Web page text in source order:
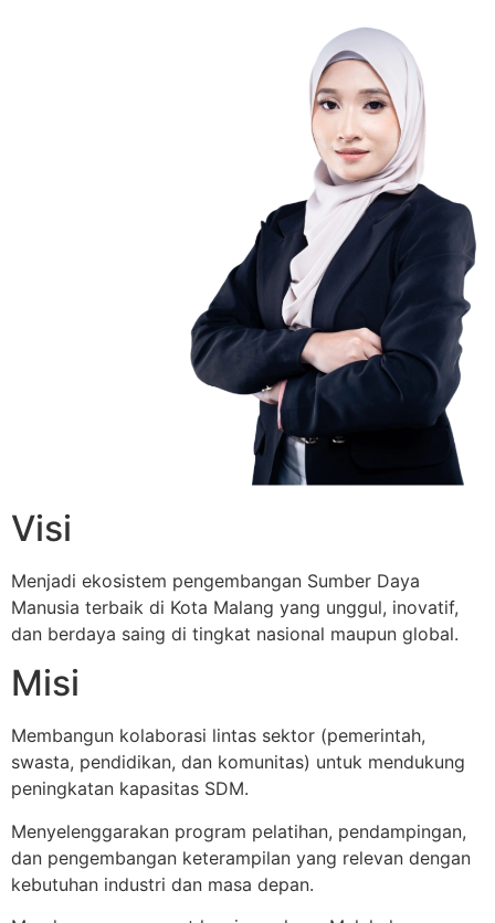
Visi
Menjadi ekosistem pengembangan Sumber Daya
Manusia terbaik di Kota Malang yang unggul, inovatif,
dan berdaya saing di tingkat nasional maupun global.
Misi
Membangun kolaborasi lintas sektor (pemerintah,
swasta, pendidikan, dan komunitas) untuk mendukung
peningkatan kapasitas SDM.
Menyelenggarakan program pelatihan, pendampingan,
dan pengembangan keterampilan yang relevan dengan
kebutuhan industri dan masa depan.